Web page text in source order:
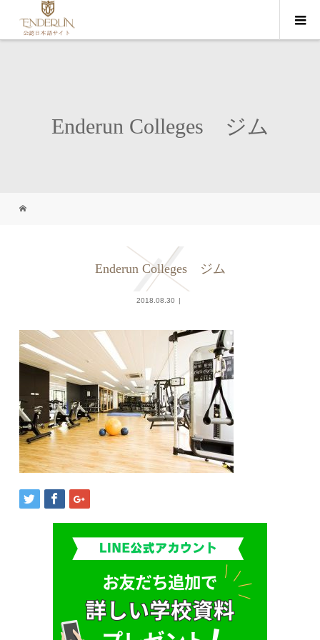
Enderun Colleges ジム
Enderun Colleges ジム
2018.08.30